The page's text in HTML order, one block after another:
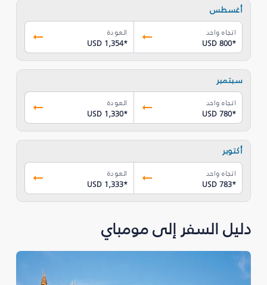
أغسطس
اتجاه واحد
USD 800*
العودة
USD 1,354*
سبتمبر
اتجاه واحد
USD 780*
العودة
USD 1,330*
أكتوبر
اتجاه واحد
USD 783*
العودة
USD 1,333*
دليل السفر إلى مومباي